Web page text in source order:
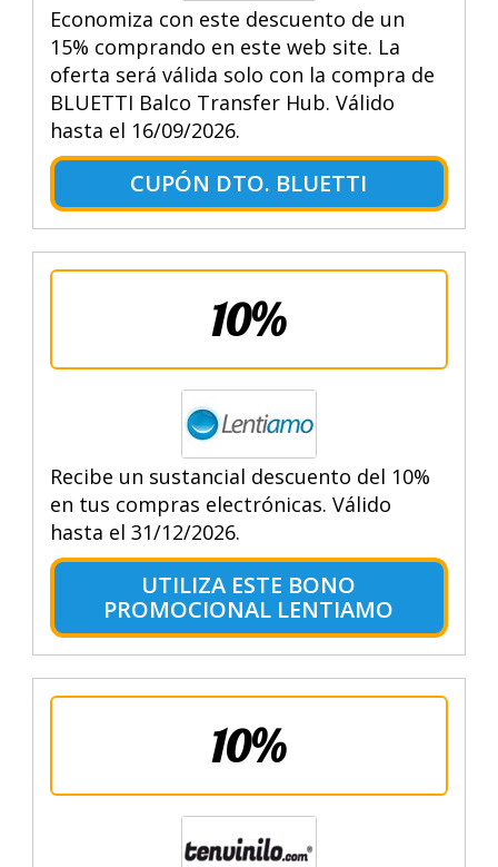
Economiza con este descuento de un
15% comprando en este web site. La
oferta será válida solo con la compra de
BLUETTI Balco Transfer Hub. Válido
hasta el 16/09/2026.
CUPÓN DTO. BLUETTI
10%
Recibe un sustancial descuento del 10%
en tus compras electrónicas. Válido
hasta el 31/12/2026.
UTILIZA ESTE BONO
PROMOCIONAL LENTIAMO
10%